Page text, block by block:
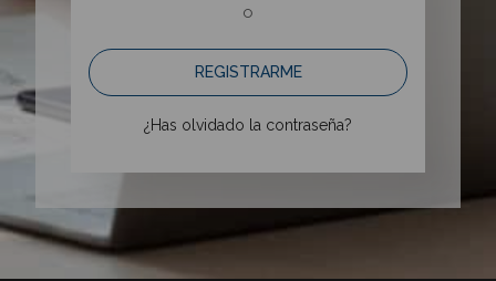
o
REGISTRARME
¿Has olvidado la contraseña?